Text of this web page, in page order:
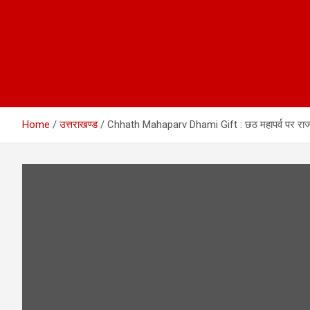
Home उत्तराखण्ड Chhath Mahaparv Dhami Gift : छठ महापर्व पर